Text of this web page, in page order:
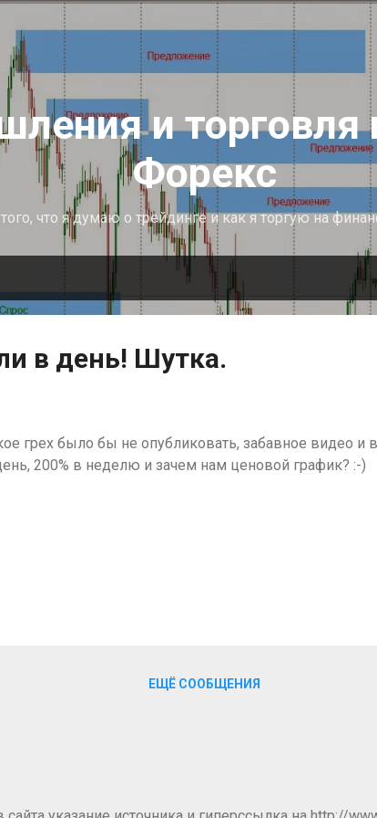
К основному контенту
и торговля
Форекс
что я думаю о трейдинге и как я торгую на
в день! Шутка.
грех было бы не опубликовать, забавное видео и
200% в неделю и зачем нам ценовой график? :-)
ЕЩЁ СООБЩЕНИЯ